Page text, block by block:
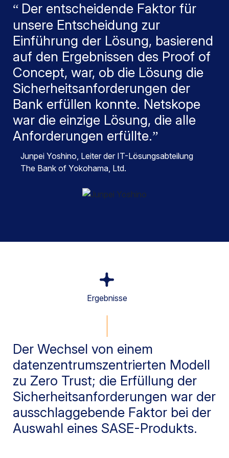
Der entscheidende Faktor für
unsere Entscheidung zur
Einführung der Lösung, basierend
auf den Ergebnissen des Proof of
Concept, war, ob die Lösung die
Sicherheitsanforderungen der
Bank erfüllen konnte. Netskope
war die einzige Lösung, die alle
Anforderungen erfüllte.
Junpei Yoshino, Leiter der IT-Lösungsabteilung
The Bank of Yokohama, Ltd.
Ergebnisse
Der Wechsel von einem
datenzentrumszentrierten Modell
zu Zero Trust; die Erfüllung der
Sicherheitsanforderungen war der
ausschlaggebende Faktor bei der
Auswahl eines SASE-Produkts.